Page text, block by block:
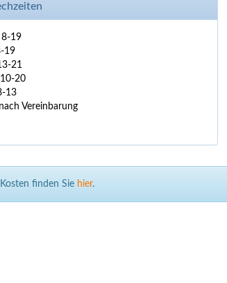
19
19
21
20
13
Vereinbarung
finden Sie hier.